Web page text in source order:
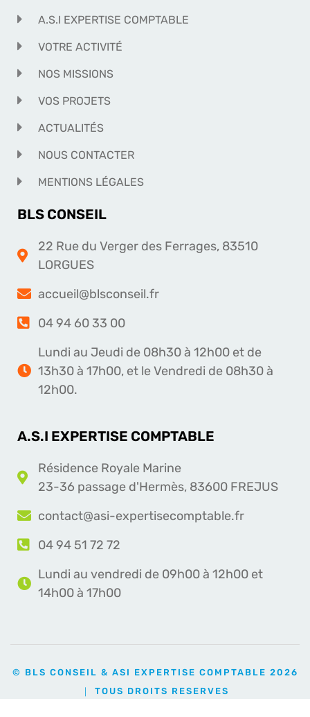
A.S.I EXPERTISE COMPTABLE
VOTRE ACTIVITÉ
NOS MISSIONS
VOS PROJETS
ACTUALITÉS
NOUS CONTACTER
MENTIONS LÉGALES
BLS CONSEIL
22 Rue du Verger des Ferrages, 83510
LORGUES
accueil@blsconseil.fr
04 94 60 33 00
Lundi au Jeudi de 08h30 à 12h00 et de
13h30 à 17h00, et le Vendredi de 08h30 à
12h00.
A.S.I EXPERTISE COMPTABLE
Résidence Royale Marine
23-36 passage d'Hermès, 83600 FREJUS
contact@asi-expertisecomptable.fr
04 94 51 72 72
Lundi au vendredi de 09h00 à 12h00 et
14h00 à 17h00
© BLS CONSEIL & ASI EXPERTISE COMPTABLE 2026
｜ TOUS DROITS RESERVES